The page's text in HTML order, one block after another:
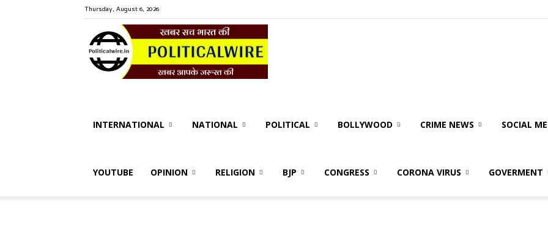
Thursday, August 6, 2026
INTERNATIONAL NATIONAL POLITICAL BOLLYWOOD CRIME NEWS SOCIAL
YOUTUBE OPINION RELIGION BJP CONGRESS CORONA VIRUS GOVERMENT